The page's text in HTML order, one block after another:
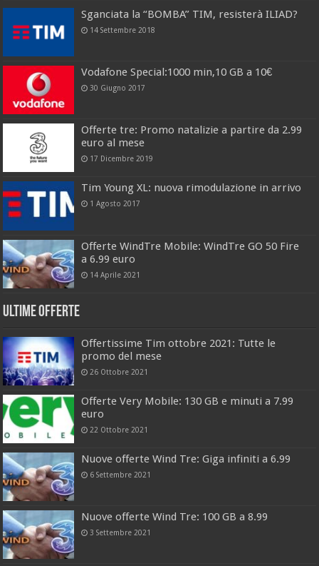
Sganciata la “BOMBA” TIM, resisterà ILIAD?
14 Settembre 2018
Vodafone Special:1000 min,10 GB a 10€
30 Giugno 2017
Offerte tre: Promo natalizie a partire da 2.99
euro al mese
17 Dicembre 2019
Tim Young XL: nuova rimodulazione in arrivo
1 Agosto 2017
Offerte WindTre Mobile: WindTre GO 50 Fire
a 6.99 euro
14 Aprile 2021
Ultime offerte
Offertissime Tim ottobre 2021: Tutte le
promo del mese
26 Ottobre 2021
Offerte Very Mobile: 130 GB e minuti a 7.99
euro
22 Ottobre 2021
Nuove offerte Wind Tre: Giga infiniti a 6.99
6 Settembre 2021
Nuove offerte Wind Tre: 100 GB a 8.99
3 Settembre 2021